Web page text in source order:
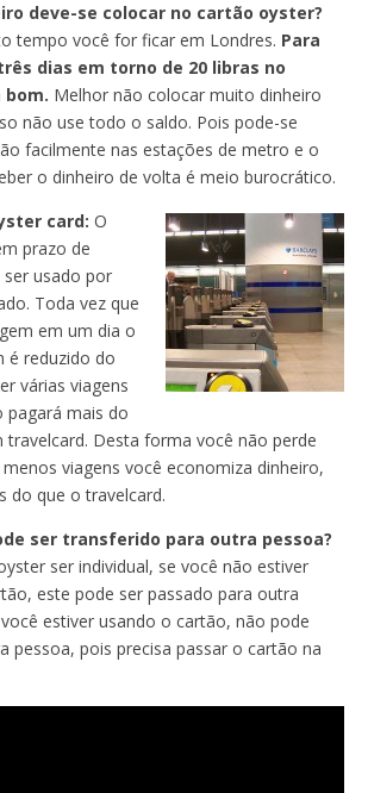
deve-se colocar no cartão oyster?
tempo você for ficar em Londres. Para
dias em torno de 20 libras no
Melhor não colocar muito dinheiro
não use todo o saldo. Pois pode-se
facilmente nas estações de metro e o
o dinheiro de volta é meio burocrático.
card: O
prazo de
ser usado por
Toda vez que
em um dia o
é reduzido do
várias viagens
pagará mais do
travelcard. Desta forma você não perde
viagens você economiza dinheiro,
do que o travelcard.
ser transferido para outra pessoa?
ser individual, se você não estiver
este pode ser passado para outra
estiver usando o cartão, não pode
pessoa, pois precisa passar o cartão na